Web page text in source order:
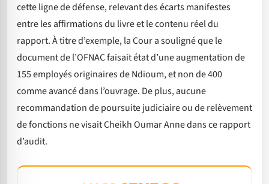
cette ligne de défense, relevant des écarts manifestes
entre les affirmations du livre et le contenu réel du
rapport. À titre d’exemple, la Cour a souligné que le
document de l’OFNAC faisait état d’une augmentation de
155 employés originaires de Ndioum, et non de 400
comme avancé dans l’ouvrage. De plus, aucune
recommandation de poursuite judiciaire ou de relèvement
de fonctions ne visait Cheikh Oumar Anne dans ce rapport
d’audit.